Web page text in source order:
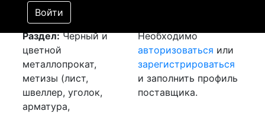
Войти
АУКЦИОН (покупка
товара)
Раздел:Черный и
цветной
металлопрокат,
метизы (лист,
швеллер, уголок,
арматура,
Необходимо
авторизоваться или
зарегистрироваться
и заполнить профиль
поставщика.